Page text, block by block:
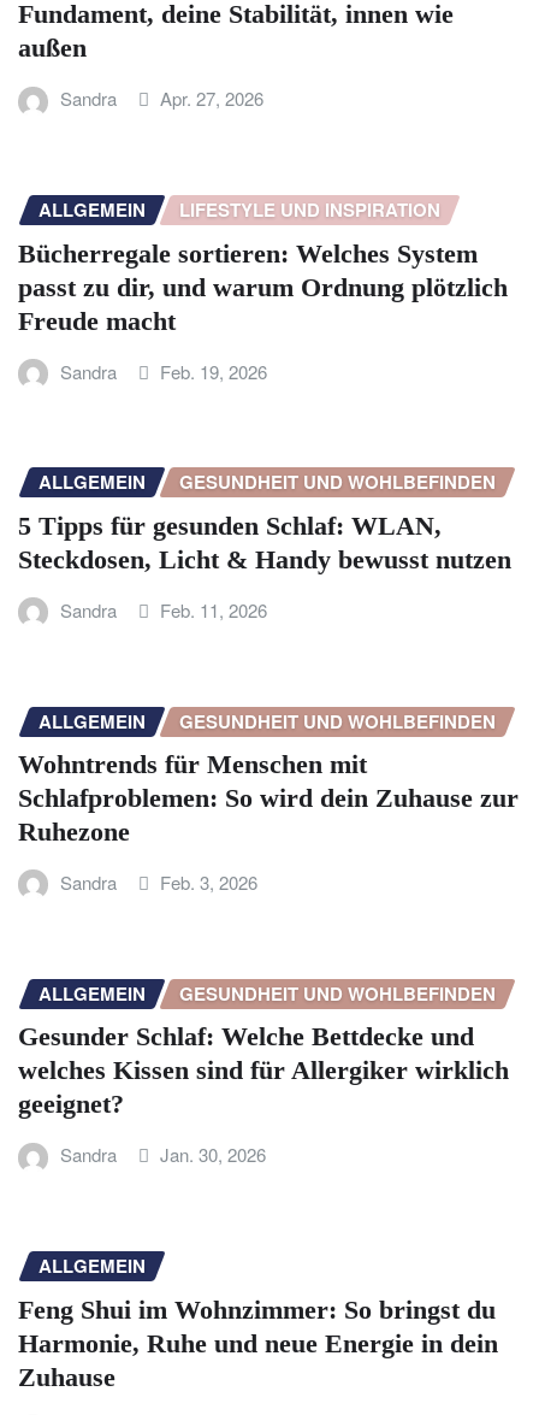
Fundament, deine Stabilität, innen wie
außen
Sandra Apr. 27, 2026
ALLGEMEIN LIFESTYLE UND INSPIRATION
Bücherregale sortieren: Welches System
passt zu dir, und warum Ordnung plötzlich
Freude macht
Sandra Feb. 19, 2026
ALLGEMEIN GESUNDHEIT UND WOHLBEFINDEN
5 Tipps für gesunden Schlaf: WLAN,
Steckdosen, Licht & Handy bewusst nutzen
Sandra Feb. 11, 2026
ALLGEMEIN GESUNDHEIT UND WOHLBEFINDEN
Wohntrends für Menschen mit
Schlafproblemen: So wird dein Zuhause zur
Ruhezone
Sandra Feb. 3, 2026
ALLGEMEIN GESUNDHEIT UND WOHLBEFINDEN
Gesunder Schlaf: Welche Bettdecke und
welches Kissen sind für Allergiker wirklich
geeignet?
Sandra Jan. 30, 2026
ALLGEMEIN
Feng Shui im Wohnzimmer: So bringst du
Harmonie, Ruhe und neue Energie in dein
Zuhause